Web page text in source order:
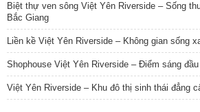
Biệt thự ven sông Việt Yên Riverside – Sống
Bắc Giang
Liền kề Việt Yên Riverside – Không gian sống
Shophouse Việt Yên Riverside – Điểm sáng
Việt Yên Riverside – Khu đô thị sinh thái đẳng